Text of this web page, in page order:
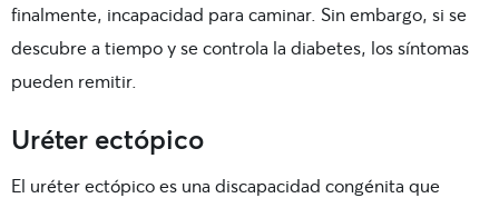
finalmente, incapacidad para caminar. Sin embargo, si se
descubre a tiempo y se controla la diabetes, los síntomas
pueden remitir.
Uréter ectópico
El uréter ectópico es una discapacidad congénita que